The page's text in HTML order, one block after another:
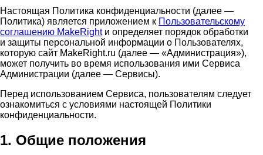
Настоящая Политика конфиденциальности (далее —
Политика) является приложением к Пользовательскому
соглашению MakeRightи определяет порядок обработки
и защиты персональной информации о Пользователях,
которую сайт MakeRight.ru (далее — «Администрация»),
может получить во время использования ими Cервиса
Администрации (далее — Сервисы).
Перед использованием Сервиса, пользователям следует
ознакомиться с условиями настоящей Политики
конфиденциальности.
1. Общие положения